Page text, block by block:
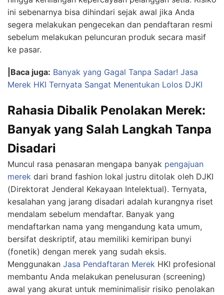
ini sebenarnya bisa dihindari sejak awal jika Anda
segera melakukan pengecekan dan pendaftaran resmi
sebelum melakukan peluncuran produk secara masif
ke pasar.
|Baca juga: Banyak yang Gagal Tanpa Sadar! Jasa
Merek HKI Ternyata Sangat Menentukan Lolos DJKI
Rahasia Dibalik Penolakan Merek:
Banyak yang Salah Langkah Tanpa
Disadari
Muncul rasa penasaran mengapa banyak pengajuan
merek dari brand fashion lokal justru ditolak oleh DJKI
(Direktorat Jenderal Kekayaan Intelektual). Ternyata,
kesalahan yang jarang disadari adalah kurangnya riset
mendalam sebelum mendaftar. Banyak yang
mendaftarkan nama yang mengandung kata umum,
bersifat deskriptif, atau memiliki kemiripan bunyi
(fonetik) dengan merek yang sudah eksis.
Menggunakan Jasa Pendaftaran Merek HKI profesional
membantu Anda melakukan penelusuran (screening)
awal yang akurat untuk meminimalisir risiko penolakan